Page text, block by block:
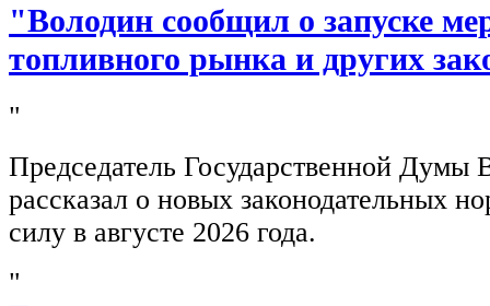
"Володин сообщил о запуске
топливного рынка и других
"
Председатель Государственной Думы
рассказал о новых законодательных
силу в августе 2026 года.
"